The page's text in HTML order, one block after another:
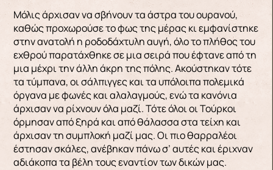
Μόλις άρχισαν να σβήνουν τα άστρα του ουρανού,
καθώς προχωρούσε το φως της μέρας κι εμφανίστηκε
στην ανατολή η ροδοδάχτυλη αυγή, όλο το πλήθος του
εχθρού παρατάχθηκε σε μια σειρά που έφτανε από τη
μια μέχρι την άλλη άκρη της πόλης. Ακούστηκαν τότε
τα τύμπανα, οι σάλ­πιγγες και τα υπόλοιπα πολεμικά
όργανα με φω­νές και αλαλαγμούς, ενώ τα κανόνια
άρχισαν να ρίχνουν όλα μαζί. Τότε όλοι οι Τούρκοι
όρμησαν από ξηρά και από θάλασσα στα τείχη και
άρχισαν τη συμπλοκή μαζί μας. Οι πιο θαρραλέοι
έστησαν σκάλες, ανέβηκαν πάνω σ’ αυτές και έριχναν
αδιά­κοπα τα βέλη τους εναντίον των δικών μας.